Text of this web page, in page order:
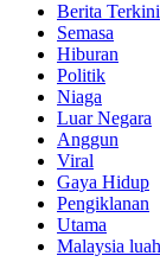
Berita Terkini
Semasa
Hiburan
Politik
Niaga
Luar Negara
Anggun
Viral
Gaya Hidup
Pengiklanan
Utama
Malaysia